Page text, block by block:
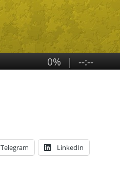
Telegram LinkedIn